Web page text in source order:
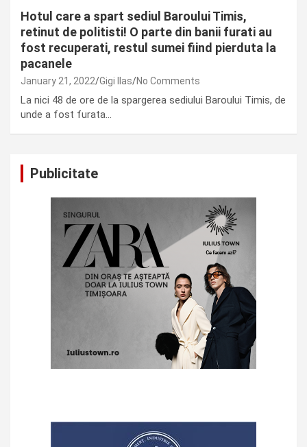
Hotul care a spart sediul Baroului Timis,
retinut de politisti! O parte din banii furati au
fost recuperati, restul sumei fiind pierduta la
pacanele
January 21, 2022 Gigi Ilas No Comments
La nici 48 de ore de la spargerea sediului Baroului Timis, de
unde a fost furata…
Publicitate